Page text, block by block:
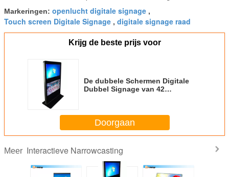
Markeringen: openlucht digitale signage ,
Touch screen Digitale Signage , digitale signage raad
Krijg de beste prijs voor
De dubbele Schermen Digitale
Dubbel Signage van 42
Doorgaan
Meer Interactieve Narrowcasting